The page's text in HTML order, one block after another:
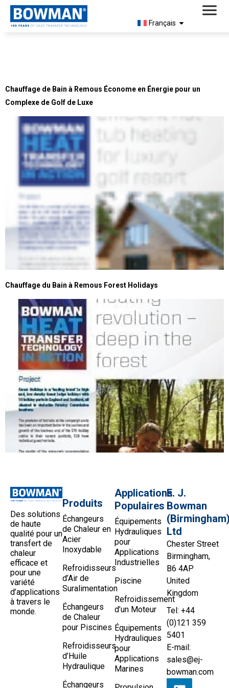
Français
Chauffage de Bain à Remous Économe en Énergie pour un
Complexe de Golf de Luxe
Chauffage du Bain à Remous Forest Holidays
Des solutions
de haute
qualité pour un
transfert de
chaleur
efficace et
pour une
variété
d’applications
à travers le
monde.
Produits
Échangeurs
de Chaleur en
Acier
Inoxydable
Refroidisseurs
d’Air de
Suralimentation
Échangeurs
de Chaleur
pour Piscines
Refroidisseurs
d’Huile
Hydraulique
Échangeurs
Applications
Populaires
Équipements
Hydrauliques
pour
Applications
Industrielles
Piscine
Refroidissement
d’un Moteur
Équipements
Hydrauliques
pour
Applications
Marines
E. J.
Bowman
Ltd
Chester Street
Birmingham,
B6 4AP
United
Kingdom
Tel: +44
(0)121 359
5401
E-mail:
sales@ej-
bowman.com